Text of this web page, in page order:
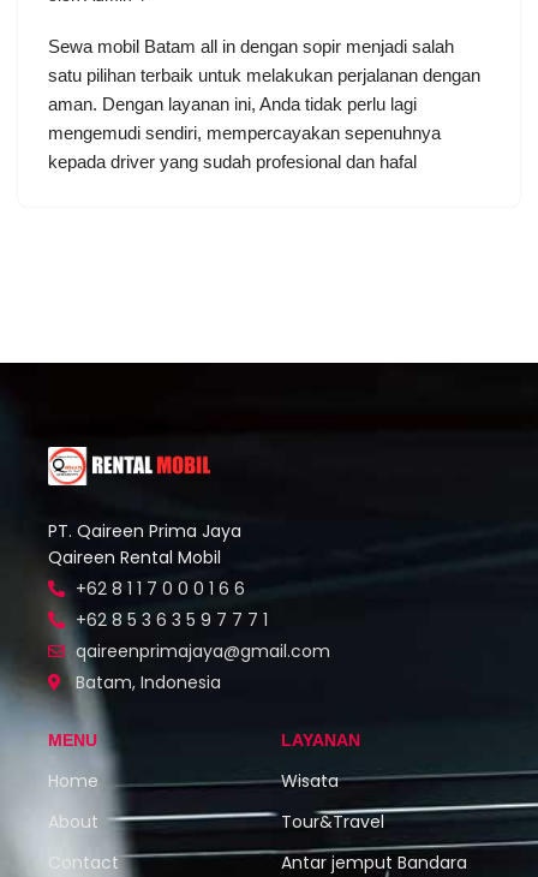
Sewa mobil Batam all in dengan sopir menjadi salah
satu pilihan terbaik untuk melakukan perjalanan dengan
aman. Dengan layanan ini, Anda tidak perlu lagi
mengemudi sendiri, mempercayakan sepenuhnya
kepada driver yang sudah profesional dan hafal
PT. Qaireen Prima Jaya
Qaireen Rental Mobil
+62 8 1 1 7 0 0 0 1 6 6
+62 8 5 3 6 3 5 9 7 7 7 1
qaireenprimajaya@gmail.com
Batam, Indonesia
MENU
Home
About
Contact
LAYANAN
Wisata
Tour&Travel
Antar jemput Bandara